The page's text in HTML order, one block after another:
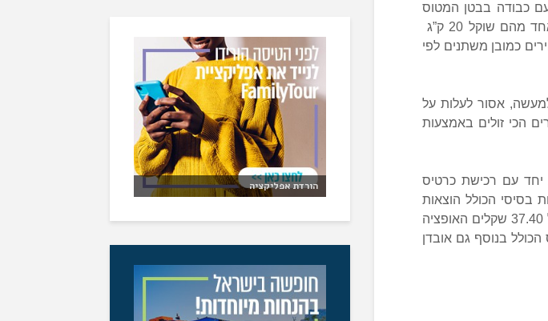
כבודה בבטן המטוס
ולהוסיף על תיק אחד ששוקל 20 ק”ג 491.43 ₪ על שני תיקים שכל אחד מהם שוקל 20 ק”ג
כמובן משתנים לפי
אסור לעלות על
הכי זולים באמצעות
יחד עם רכישת כרטיס
בסיסי הכולל הוצאות
טיסה, ביטול טיסה בגלל מחלה מוות או תאונה, ושירותי סיוע בעלות של 37.40 שקלים האופציה
בנוסף גם אובדן
הורדת אפליקציה